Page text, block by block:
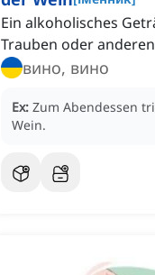
Ein alkoholisches
Trauben oder
вино, вино
Ex: Zum Abendessen
Wein.